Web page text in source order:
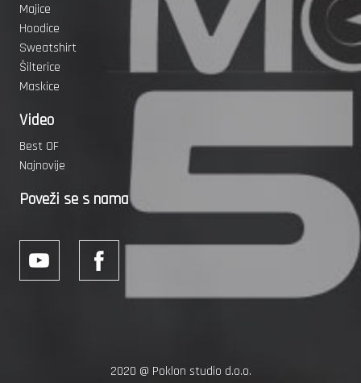
Majice
Hoodice
Sweatshirt
Šilterice
Maskice
Video
Best OF
Najnovije
Poveži se s nama
2020 @ Poklon studio d.o.o.